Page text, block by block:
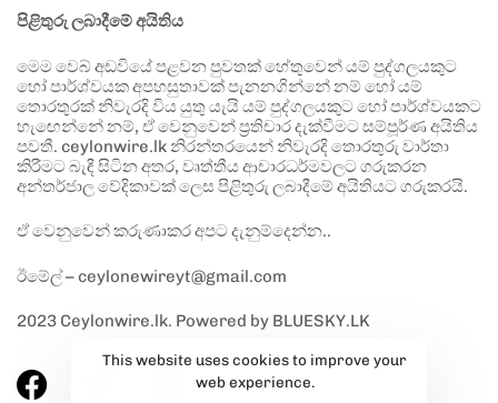
පිළිතුරු ලබාදීමේ අයිතිය
මෙම වෙබ් අඩවියේ පළවන පුවතක් හේතුවෙන් යම් පුද්ගලයකුට
හෝ පාර්ශ්වයක අපහසුතාවක් පැනනගින්නේ නම් හෝ යම්
තොරතුරක් නිවැරදි විය යුතු යැයි යම් පුද්ගලයකුට හෝ පාර්ශ්වයකට
හැඟෙන්නේ නම්, ඒ වෙනුවෙන් ප්‍රතිචාර දැක්වීමට සම්පූර්ණ අයිතිය
පවතී. ceylonwire.lk නිරන්තරයෙන් නිවැරදි තොරතුරු වාර්තා
කිරීමට බැඳී සිටින අතර, වෘත්තීය ආචාරධර්මවලට ගරුකරන
අන්තර්ජාල වේදිකාවක් ලෙස පිළිතුරු ලබාදීමේ අයිතියට ගරුකරයි.
ඒ වෙනුවෙන් කරුණාකර අපට දැනුම්දෙන්න..
ඊමේල් – ceylonewireyt@gmail.com
2023 Ceylonwire.lk. Powered by BLUESKY.LK
This website uses cookies to improve your
web experience.